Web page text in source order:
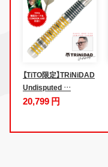
【TiTO限定】TRiNiDAD
Undisputed …
20,799 円